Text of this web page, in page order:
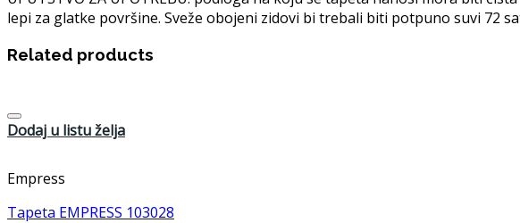
lepi za glatke površine. Sveže obojeni zidovi bi trebali biti potpuno suvi 72
Related products
Dodaj u listu želja
Empress
Tapeta EMPRESS 103028